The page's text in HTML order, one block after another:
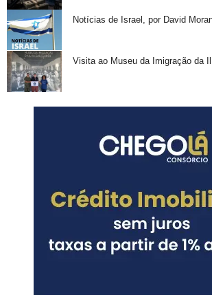
Notícias de Israel, por David
Visita ao Museu da Imigração da